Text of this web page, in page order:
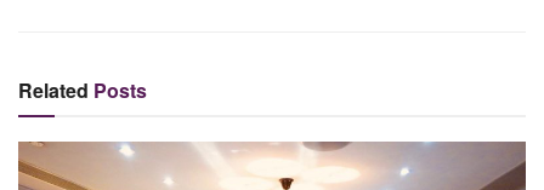
Related Posts